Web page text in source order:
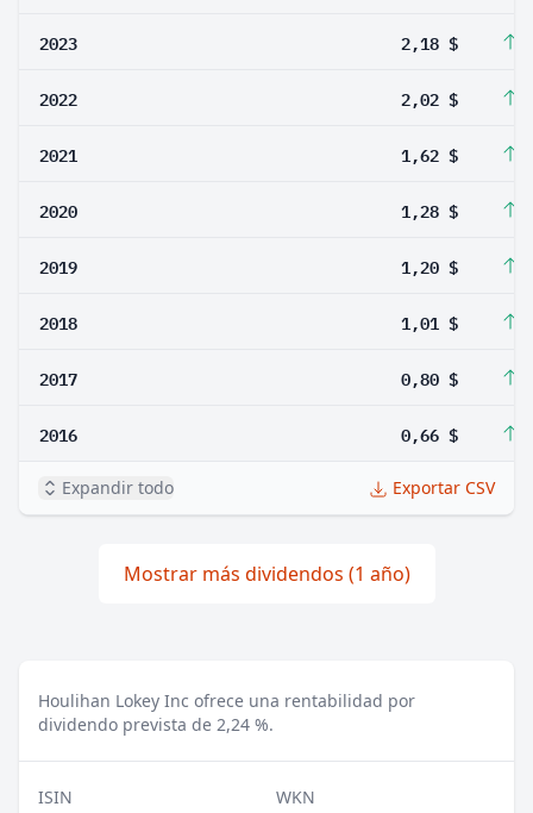
2023 2,18 $
2022 2,02 $
2021 1,62 $
2020 1,28 $
2019 1,20 $
2018 1,01 $
2017 0,80 $
2016 0,66 $
Expandir todo Exportar CSV
Mostrar más dividendos (1 año)
Houlihan Lokey Inc ofrece una rentabilidad por
dividendo prevista de 2,24 %.
ISIN
WKN